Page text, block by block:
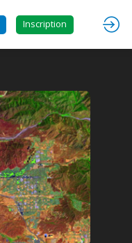
Inscription